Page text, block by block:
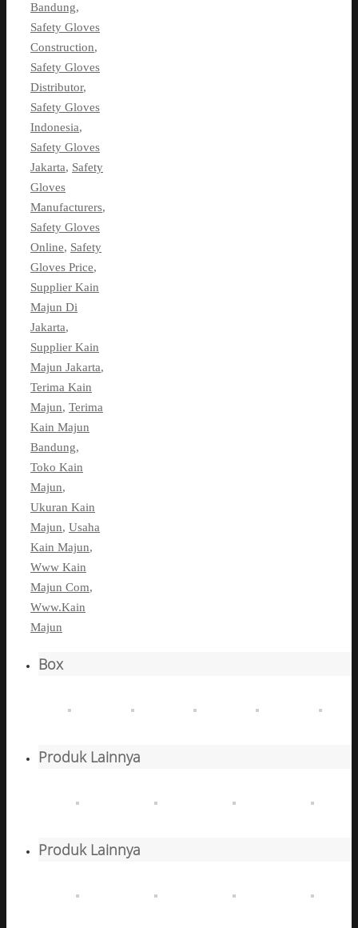
Bandung,
Safety Gloves
Construction,
Safety Gloves
Distributor,
Safety Gloves
Indonesia,
Safety Gloves
Jakarta, Safety
Gloves
Manufacturers,
Safety Gloves
Online, Safety
Gloves Price,
Supplier Kain
Majun Di
Jakarta,
Supplier Kain
Majun Jakarta,
Terima Kain
Majun, Terima
Kain Majun
Bandung,
Toko Kain
Majun,
Ukuran Kain
Majun, Usaha
Kain Majun,
Www Kain
Majun Com,
Www.Kain
Majun
Box
Produk Lainnya
Produk Lainnya